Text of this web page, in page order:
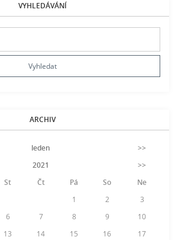
VYHLEDÁVÁNÍ
ARCHIV
leden
>>
2021
>>
St Čt Pá So
Ne
1
2
3
6 7 8 9
10
13 14 15 16
17